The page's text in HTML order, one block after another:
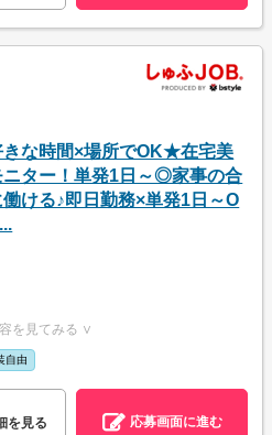
な時間×場所でOK★在宅美
ニター！単発1日～◎家事の合
働ける♪即日勤務×単発1日～O
を見てみる ∨
自由
を見る 応募画面に進む